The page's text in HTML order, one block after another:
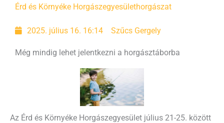
Érd és Környéke Horgászegyesülethorgászat
2025. július 16. 16:14 Szűcs Gergely
Még mindig lehet jelentkezni a horgásztáborba
Az Érd és Környéke Horgászegyesület július 21-25. között